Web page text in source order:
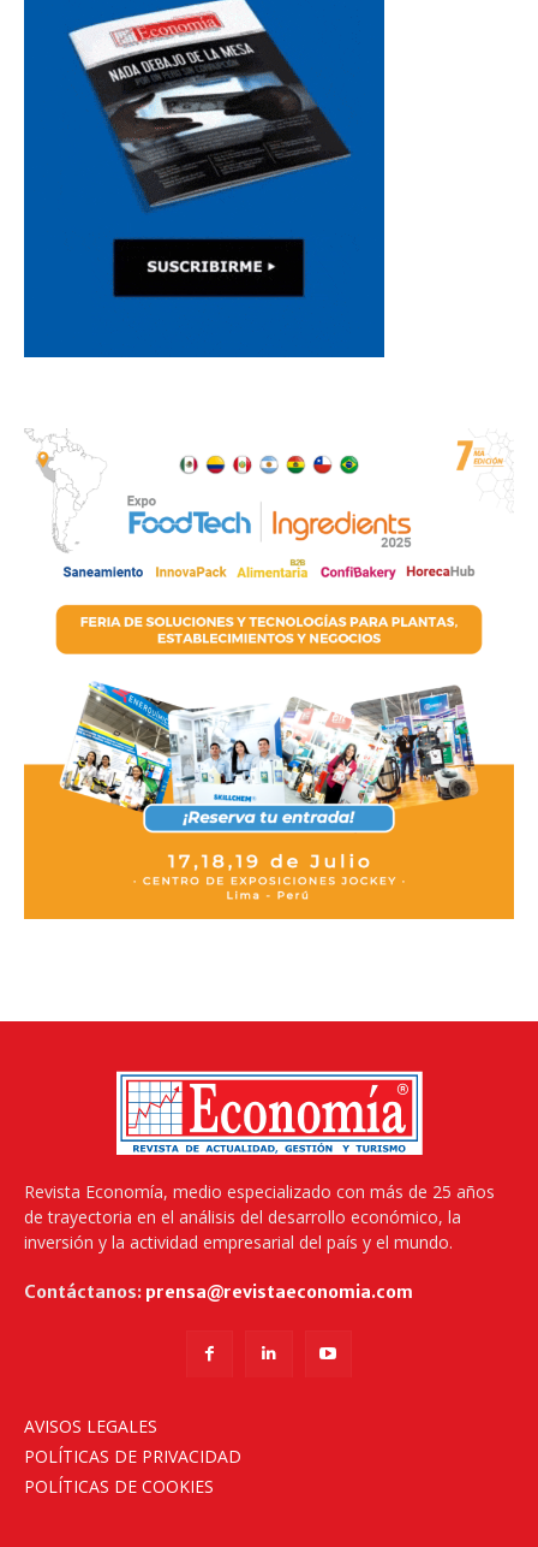
Revista Economía, medio especializado con más de 25 años
de trayectoria en el análisis del desarrollo económico, la
inversión y la actividad empresarial del país y el mundo.
Contáctanos: prensa@revistaeconomia.com
AVISOS LEGALES
POLÍTICAS DE PRIVACIDAD
POLÍTICAS DE COOKIES